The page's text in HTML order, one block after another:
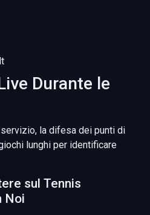
Durante le
la difesa dei punti di
lunghi per identificare
sul Tennis
Noi